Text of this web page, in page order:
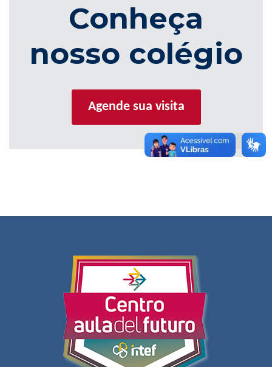
Conheça
nosso colégio
Agende sua visita